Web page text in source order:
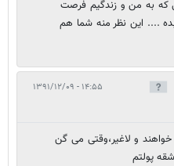
که به من و زندگیم فرصت
.... این نظر منه شما هم
۱۴:۵۵ - ۱۳۹۱/۱۲/۰۹
و لاغیر،وقتی می گن
پولتم